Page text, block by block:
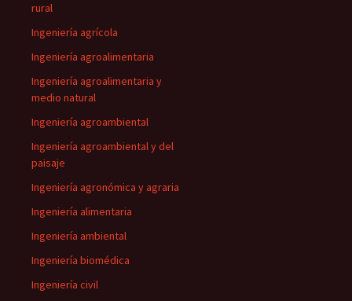
rural
Ingeniería agrícola
Ingeniería agroalimentaria
Ingeniería agroalimentaria y
medio natural
Ingeniería agroambiental
Ingeniería agroambiental y del
paisaje
Ingeniería agronómica y agraria
Ingeniería alimentaria
Ingeniería ambiental
Ingeniería biomédica
Ingeniería civil